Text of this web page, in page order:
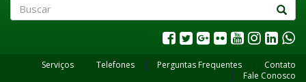
Serviços Telefones Perguntas Frequentes
Contato
Fale Conosco